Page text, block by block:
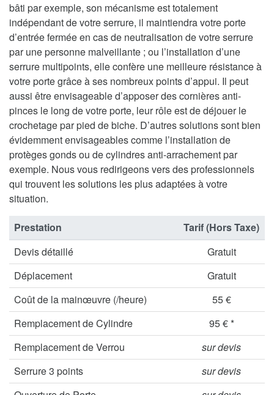
bâti par exemple, son mécanisme est totalement
indépendant de votre serrure, il maintiendra votre porte
d’entrée fermée en cas de neutralisation de votre serrure
par une personne malveillante ; ou l’installation d’une
serrure multipoints, elle confère une meilleure résistance à
votre porte grâce à ses nombreux points d’appui. Il peut
aussi être envisageable d’apposer des cornières anti-
pinces le long de votre porte, leur rôle est de déjouer le
crochetage par pied de biche. D’autres solutions sont bien
évidemment envisageables comme l’installation de
protèges gonds ou de cylindres anti-arrachement par
exemple. Nous vous redirigeons vers des professionnels
qui trouvent les solutions les plus adaptées à votre
situation.
Prestation
Tarif (Hors Taxe)
Devis détaillé
Gratuit
Déplacement
Gratuit
Coût de la mainœuvre (/heure)
55 €
Remplacement de Cylindre
95 € *
Remplacement de Verrou
sur devis
Serrure 3 points
sur devis